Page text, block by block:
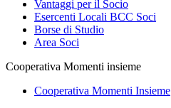
Vantaggi per il Socio
Esercenti Locali BCC Soci
Borse di Studio
Area Soci
Cooperativa Momenti insieme
Cooperativa Momenti Insieme